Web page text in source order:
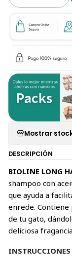
Mostrar
DESCRIPCIÓN
BIOLINE LONG
shampoo con
que ayuda a
enrede.
de tu gato,
deliciosa
INSTRUCCIONES